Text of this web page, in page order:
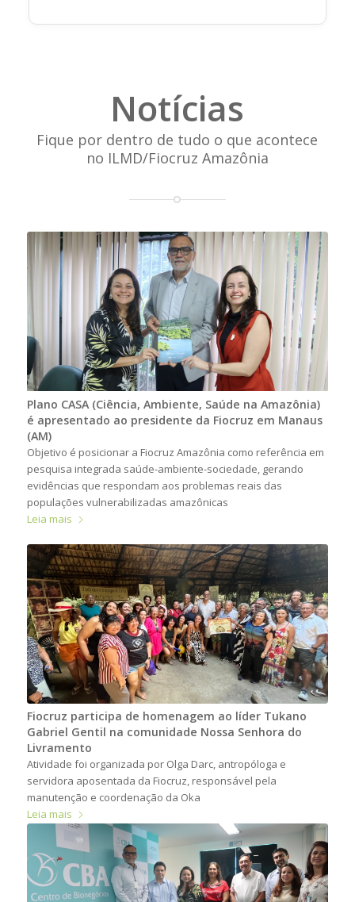
Notícias
Fique por dentro de tudo o que acontece
no ILMD/Fiocruz Amazônia
Plano CASA (Ciência, Ambiente, Saúde na Amazônia)
é apresentado ao presidente da Fiocruz em Manaus
(AM)
Objetivo é posicionar a Fiocruz Amazônia como referência em
pesquisa integrada saúde-ambiente-sociedade, gerando
evidências que respondam aos problemas reais das
populações vulnerabilizadas amazônicas
Leia mais
Fiocruz participa de homenagem ao líder Tukano
Gabriel Gentil na comunidade Nossa Senhora do
Livramento
Atividade foi organizada por Olga Darc, antropóloga e
servidora aposentada da Fiocruz, responsável pela
manutenção e coordenação da Oka
Leia mais